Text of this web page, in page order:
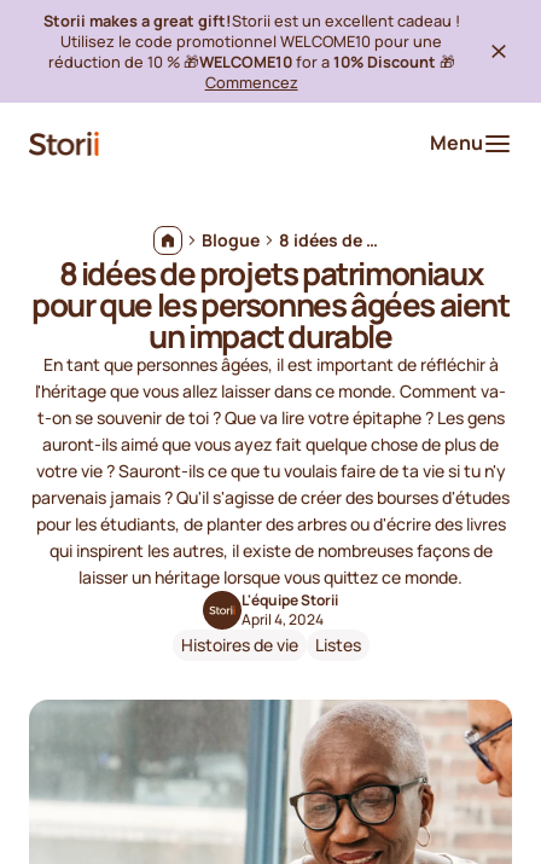
Storii makes a great gift!Storii est un excellent cadeau !
Utilisez le code promotionnel WELCOME10 pour une
réduction de 10 % 🎁WELCOME10for a10% Discount 🎁
Commencez
Menu
Blogue 8 idées de projets patrimoniaux pour que les personnes âgées aient un impact durable
8 idées de projets patrimoniaux
pour que les personnes âgées aient
un impact durable
En tant que personnes âgées, il est important de réfléchir à
l'héritage que vous allez laisser dans ce monde. Comment va-
t-on se souvenir de toi ? Que va lire votre épitaphe ? Les gens
auront-ils aimé que vous ayez fait quelque chose de plus de
votre vie ? Sauront-ils ce que tu voulais faire de ta vie si tu n'y
parvenais jamais ? Qu'il s'agisse de créer des bourses d'études
pour les étudiants, de planter des arbres ou d'écrire des livres
qui inspirent les autres, il existe de nombreuses façons de
laisser un héritage lorsque vous quittez ce monde.
L'équipe Storii
April 4, 2024
Histoires de vie Listes